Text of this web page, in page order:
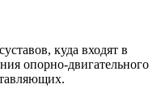
куда входят в
опорно-двигательного